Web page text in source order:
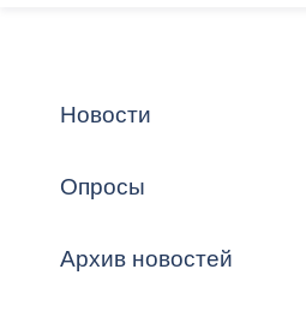
Новости
Опросы
Архив новостей